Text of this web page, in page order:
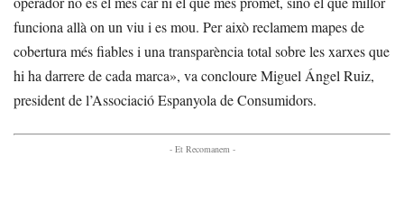
funciona allà on un viu i es mou. Per això reclamem mapes de
cobertura més fiables i una transparència total sobre les xarxes que
hi ha darrere de cada marca», va concloure Miguel Ángel Ruiz,
president de l’Associació Espanyola de Consumidors.
- Et Recomanem -